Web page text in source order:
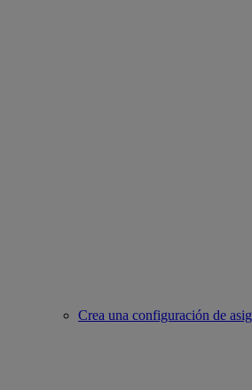
Crea una configuración de